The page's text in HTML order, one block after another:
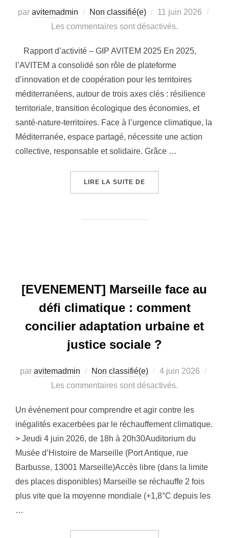
par avitemadmin Non classifié(e)
Publié
le
11 juin 2026
Les commentaires sont désactivés.
Rapport d’activité – GIP AVITEM 2025 En 2025,
l’AVITEM a consolidé son rôle de plateforme
d’innovation et de coopération pour les territoires
méditerranéens, autour de trois axes clés : résilience
territoriale, transition écologique des économies, et
santé-nature-territoires. Face à l’urgence climatique, la
Méditerranée, espace partagé, nécessite une action
collective, responsable et solidaire. Grâce …
LIRE LA SUITE DE
[EVENEMENT] Marseille face au
défi climatique : comment
concilier adaptation urbaine et
justice sociale ?
par avitemadmin Non classifié(e)
Publié
le
4 juin 2026
Les commentaires sont désactivés.
Un événement pour comprendre et agir contre les
inégalités exacerbées par le réchauffement climatique.
> Jeudi 4 juin 2026, de 18h à 20h30Auditorium du
Musée d’Histoire de Marseille (Port Antique, rue
Barbusse, 13001 Marseille)Accès libre (dans la limite
des places disponibles) Marseille se réchauffe 2 fois
plus vite que la moyenne mondiale (+1,8°C depuis les
…